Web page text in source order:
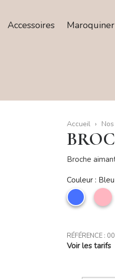
Accessoires
Accueil
Broche
Couleur : Bleu
Bleu
RÉFÉRENCE :
Voir les tarifs